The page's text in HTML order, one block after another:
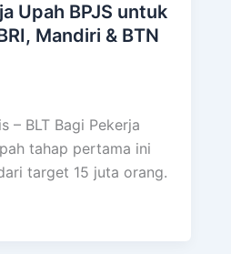
Upah BPJS untuk
Mandiri & BTN
– BLT Bagi Pekerja
tahap pertama ini
target 15 juta orang.